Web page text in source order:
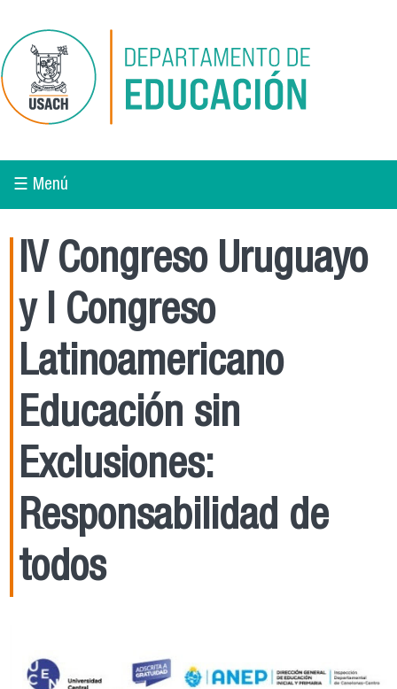
☰ Menú
IV Congreso Uruguayo
y I Congreso
Latinoamericano
Educación sin
Exclusiones:
Responsabilidad de
todos